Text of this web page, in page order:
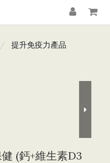
提升免疫力產品
(鈣+維生素D3